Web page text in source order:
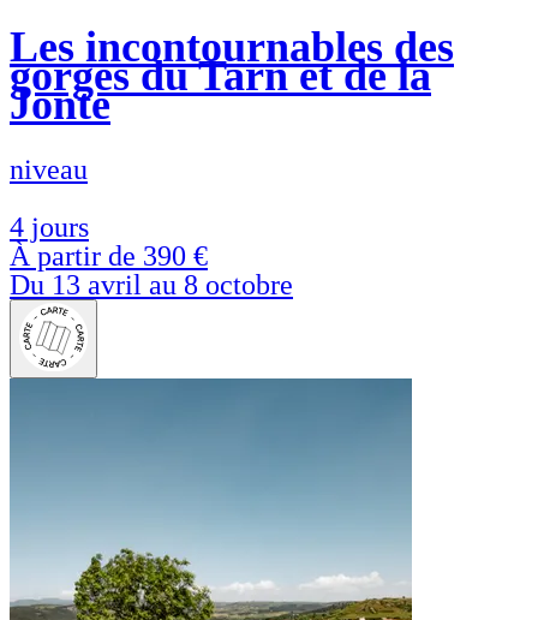
Les incontournables des
gorges du Tarn et de la
Jonte
niveau
4 jours
À partir de 390 €
Du 13 avril au 8 octobre